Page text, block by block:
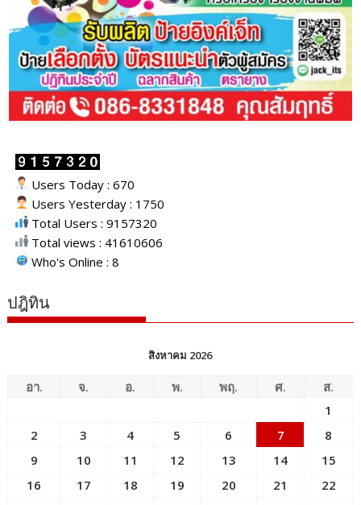
Users Today : 670
Users Yesterday : 1750
Total Users : 9157320
Total views : 41610606
Who's Online : 8
ปฎิทิน
สิงหาคม 2026
อา. จ. อ. พ. พฤ. ศ.
ส.
1
2
3 4 5 6 7
8
9
10 11 12 13 14
15
16
17 18 19 20 21
22